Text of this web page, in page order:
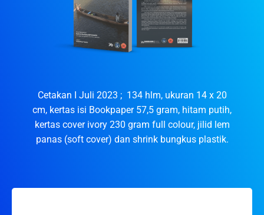
Cetakan I Juli 2023 ; 134 hlm, ukuran 14 x 20
cm, kertas isi Bookpaper 57,5 gram, hitam putih,
kertas cover ivory 230 gram full colour, jilid lem
panas (soft cover) dan shrink bungkus plastik.